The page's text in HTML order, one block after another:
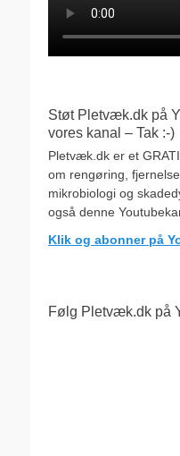
Støt Pletvæk.dk på
vores kanal – Tak :-)
Pletvæk.dk er et
om rengøring,
mikrobiologi og
også denne
Klik og abonner på
Følg Pletvæk.dk på